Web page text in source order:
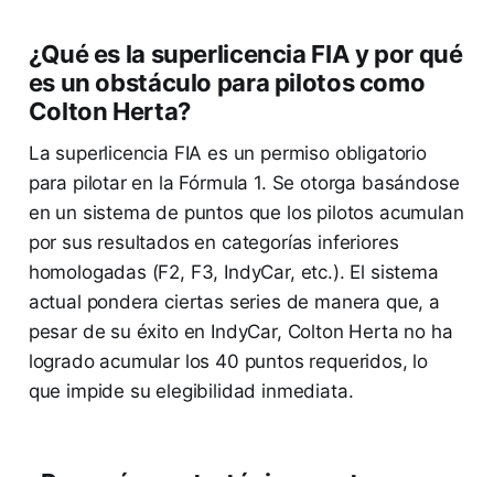
¿Qué es la superlicencia FIA y por qué
es un obstáculo para pilotos como
Colton Herta?
La superlicencia FIA es un permiso obligatorio
para pilotar en la Fórmula 1. Se otorga basándose
en un sistema de puntos que los pilotos acumulan
por sus resultados en categorías inferiores
homologadas (F2, F3, IndyCar, etc.). El sistema
actual pondera ciertas series de manera que, a
pesar de su éxito en IndyCar, Colton Herta no ha
logrado acumular los 40 puntos requeridos, lo
que impide su elegibilidad inmediata.